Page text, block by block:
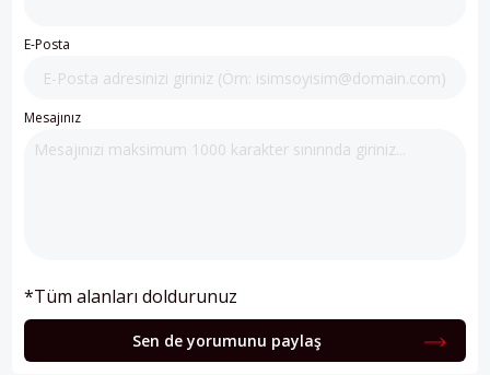
E-Posta
Mesajınız
*Tüm alanları doldurunuz
Sen de yorumunu paylaş